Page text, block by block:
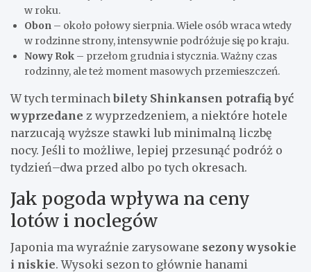
w roku.
Obon – około połowy sierpnia. Wiele osób wraca wtedy
w rodzinne strony, intensywnie podróżuje się po kraju.
Nowy Rok – przełom grudnia i stycznia. Ważny czas
rodzinny, ale też moment masowych przemieszczeń.
W tych terminach bilety Shinkansen potrafią być
wyprzedane z wyprzedzeniem, a niektóre hotele
narzucają wyższe stawki lub minimalną liczbę
nocy. Jeśli to możliwe, lepiej przesunąć podróż o
tydzień–dwa przed albo po tych okresach.
Jak pogoda wpływa na ceny
lotów i noclegów
Japonia ma wyraźnie zarysowane sezony wysokie
i niskie. Wysoki sezon to głównie hanami